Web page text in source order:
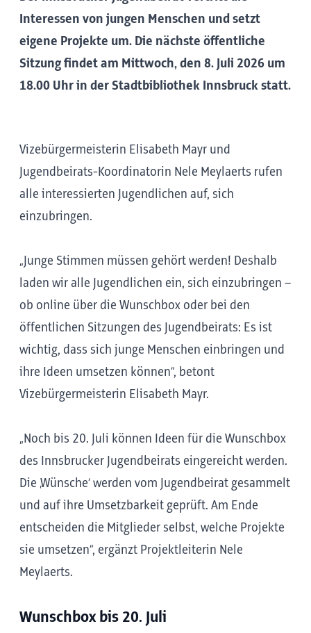
Interessen von jungen Menschen und setzt
eigene Projekte um. Die nächste öffentliche
Sitzung findet am Mittwoch, den 8. Juli 2026 um
18.00 Uhr in der Stadtbibliothek Innsbruck statt.
Vizebürgermeisterin Elisabeth Mayr und
Jugendbeirats-Koordinatorin Nele Meylaerts rufen
alle interessierten Jugendlichen auf, sich
einzubringen.
„Junge Stimmen müssen gehört werden! Deshalb
laden wir alle Jugendlichen ein, sich einzubringen –
ob online über die Wunschbox oder bei den
öffentlichen Sitzungen des Jugendbeirats: Es ist
wichtig, dass sich junge Menschen einbringen und
ihre Ideen umsetzen können“, betont
Vizebürgermeisterin Elisabeth Mayr.
„Noch bis 20. Juli können Ideen für die Wunschbox
des Innsbrucker Jugendbeirats eingereicht werden.
Die ‚Wünsche‘ werden vom Jugendbeirat gesammelt
und auf ihre Umsetzbarkeit geprüft. Am Ende
entscheiden die Mitglieder selbst, welche Projekte
sie umsetzen“, ergänzt Projektleiterin Nele
Meylaerts.
Wunschbox bis 20. Juli